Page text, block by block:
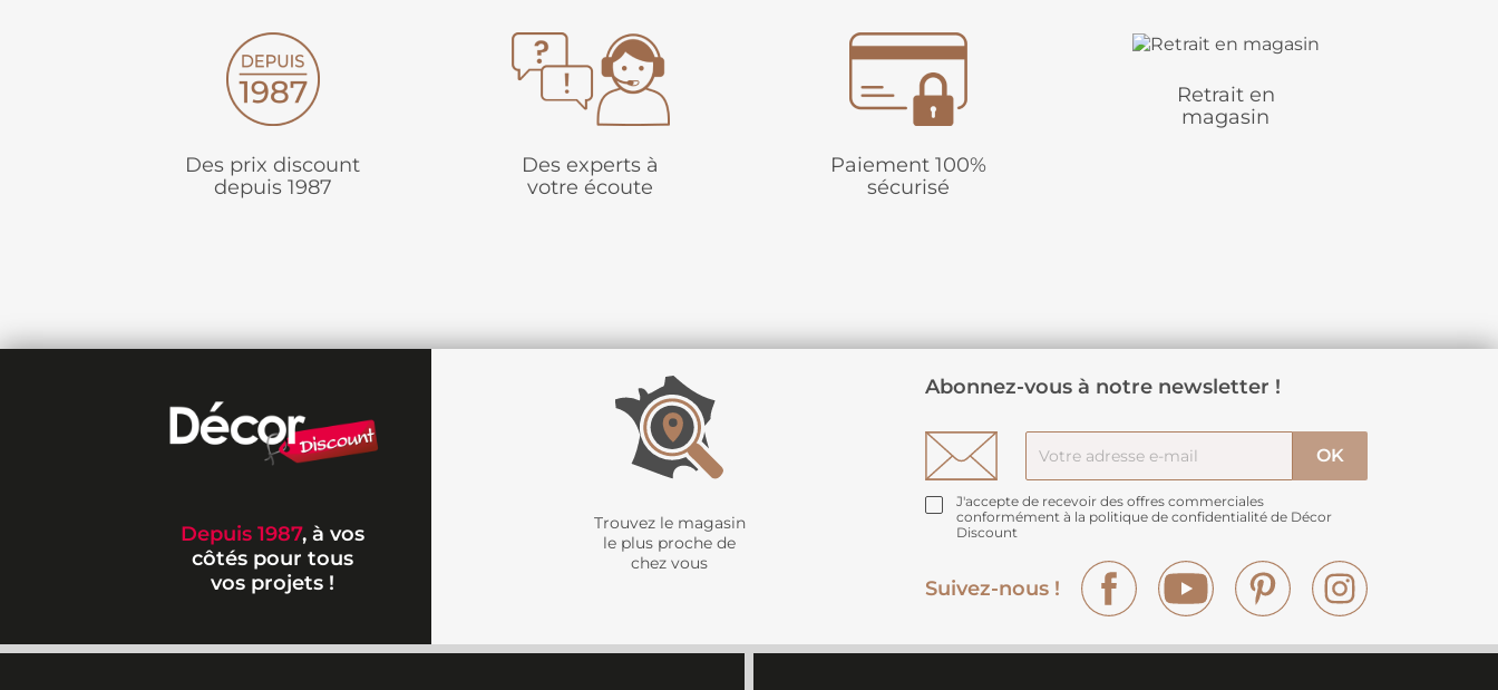
Des prix discount
depuis 1987
Des experts à
votre écoute
Paiement 100%
sécurisé
Retrait en
magasin
Depuis 1987, à vos
côtés pour tous
vos projets !
Trouvez le magasin
le plus proche de
chez vous
Abonnez-vous à notre newsletter !
J'accepte de recevoir des offres commerciales
conformément à la politique de confidentialité de Décor
Discount
Suivez-nous !
Facebook YouTube Pinterest